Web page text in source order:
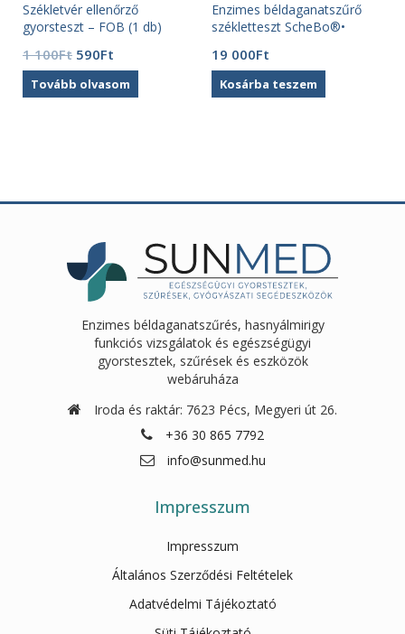
Székletvér ellenőrző
gyorsteszt – FOB (1 db)
1 100Ft Original
price
was:
590Ft
price
is:
Tovább olvasom
Enzimes béldaganatszűrő
székletteszt ScheBo®•
19 000Ft
Kosárba teszem
Enzimes béldaganatszűrés, hasnyálmirigy
funkciós vizsgálatok és egészségügyi
gyorstesztek, szűrések és eszközök
webáruháza
Iroda és raktár: 7623 Pécs, Megyeri út 26.
+36 30 865 7792
info@sunmed.hu
Impresszum
Impresszum
Általános Szerződési Feltételek
Adatvédelmi Tájékoztató